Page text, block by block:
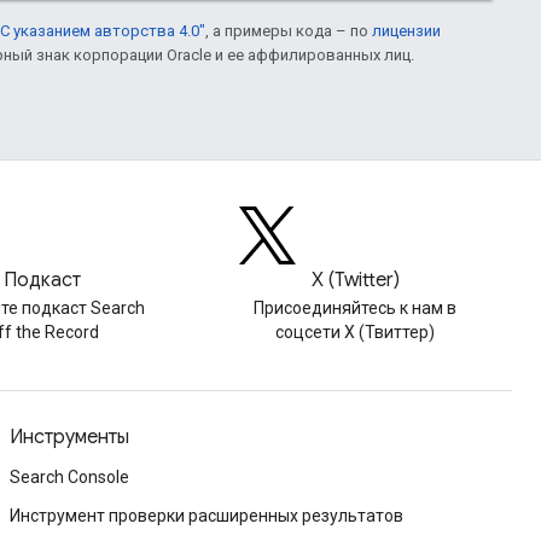
указанием авторства 4.0" , а примеры кода – по лицензии
знак корпорации Oracle и ее аффилированных лиц.
Подкаст
подкаст Search
the Record
X (Twitter)
Присоединяйтесь к нам в
соцсети X (Твиттер)
Инструменты
Search Console
Инструмент проверки расширенных результатов